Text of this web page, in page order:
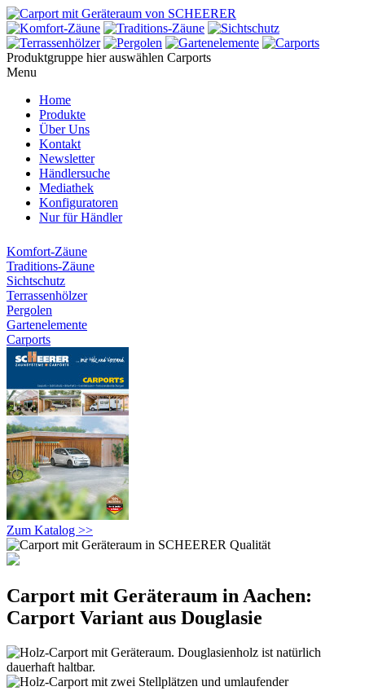
Produktgruppe hier auswählen Carports
Menu
Home
Produkte
Über Uns
Kontakt
Newsletter
Händlersuche
Mediathek
Konfiguratoren
Nur für Händler
Komfort-Zäune
Traditions-Zäune
Sichtschutz
Terrassenhölzer
Pergolen
Gartenelemente
Carports
Zum Katalog >>
Carport mit Geräteraum in Aachen:
Carport Variant aus Douglasie